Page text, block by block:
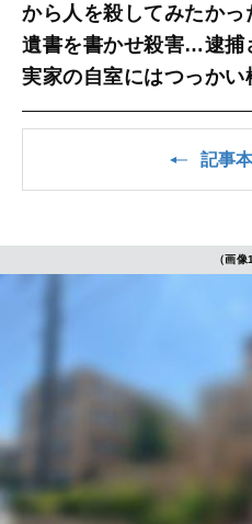
から人を殺してみたか
遺書を書かせ殺害…逮捕
実家の自室にはつっかい
記事
（画像